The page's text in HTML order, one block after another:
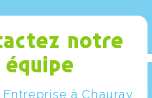
notre
équipe
à Chauray